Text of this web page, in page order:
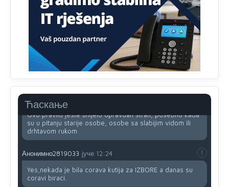
Ћаскање
Najveći dio populacije starije od 65 godina uopšte ne
koristi internet, niti ima pristup računarima
Анонимно2818605 јуче
Uvođenje pravila da se umjesto dosadašnjeg znaka "X"
(krstića) kružić ispred kandidata mora u potpunosti
obojiti (popuniti) uvedeno je isključivo zbog tehničkih
Ovo pravilo jeste unijelo opravdan strah, posebno kada
su u pitanju starije osobe, osobe sa slabijim vidom ili
drhtavom rukom
Анонимно2819033 јуче 12:24
Yes,nekada je bila corava kutija za IZBORE a danas su
coravi biraci.